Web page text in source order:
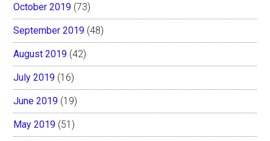
October 2019 (73)
September 2019 (48)
August 2019 (42)
July 2019 (16)
June 2019 (19)
May 2019 (51)